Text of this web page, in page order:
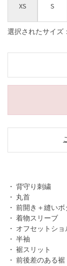
XS S
選択されたサイズ
・ 背守り刺繍
・ 丸首
・ 前開き＋縫い
・ 着物スリーブ
・ オフセットシ
・ 半袖
・ 裾スリット
・ 前後差のある裾